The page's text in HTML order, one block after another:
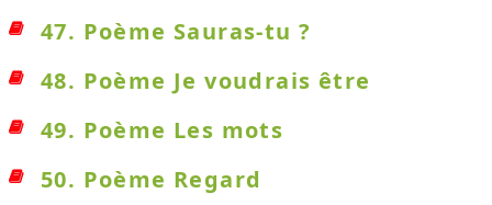
47. Poème Sauras-tu ?
48. Poème Je voudrais être
49. Poème Les mots
50. Poème Regard